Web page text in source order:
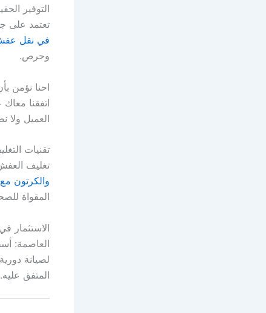
التوفير
تعتمد على
في نقل
وحرص.
احنا نؤمن
العميل ولا
تقنيات
تغليف
والكرتون
المقواة
الاستثمار
العاصمة:
لصيانة
المتفق عليه.